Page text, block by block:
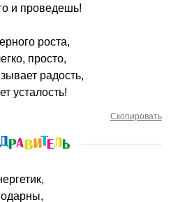
и проведешь!
роста,
просто,
радость,
усталость!
Скопировать